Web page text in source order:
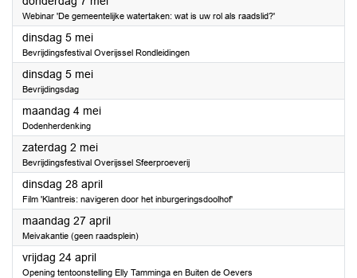
Webinar 'De gemeentelijke watertaken: wat is uw rol als raadslid?'
dinsdag 5 mei2026
Bevrijdingsfestival Overijssel Rondleidingen
dinsdag 5 mei2026
Bevrijdingsdag
maandag 4 mei2026
Dodenherdenking
zaterdag 2 mei2026
Bevrijdingsfestival Overijssel Sfeerproeverij
dinsdag 28 april2026
Film 'Klantreis: navigeren door het inburgeringsdoolhof'
maandag 27 april2026
Meivakantie (geen raadsplein)
vrijdag 24 april2026
Opening tentoonstelling Elly Tamminga en Buiten de Oevers